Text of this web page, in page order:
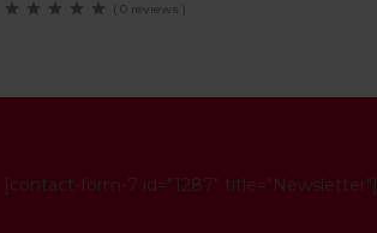
( 0 reviews )
[contact-form-7 id="1287" title="Newsletter"]